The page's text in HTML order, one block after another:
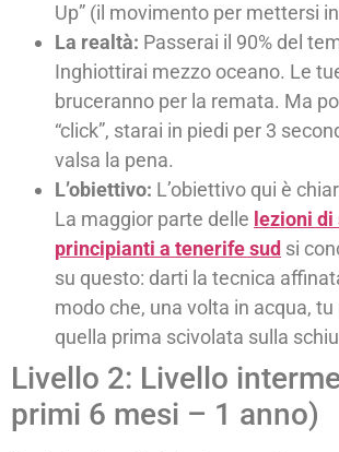
Up” (il movimento per mettersi
La realtà: Passerai il 90% del
Inghiottirai mezzo oceano. Le
bruceranno per la remata. Ma
“click”, starai in piedi per 3
valsa la pena.
L’obiettivo: L’obiettivo qui è
La maggior parte delle lezioni
principianti a tenerife sud si
su questo: darti la tecnica
modo che, una volta in acqua,
quella prima scivolata sulla
Livello 2: Livello
primi 6 mesi – 1 anno)